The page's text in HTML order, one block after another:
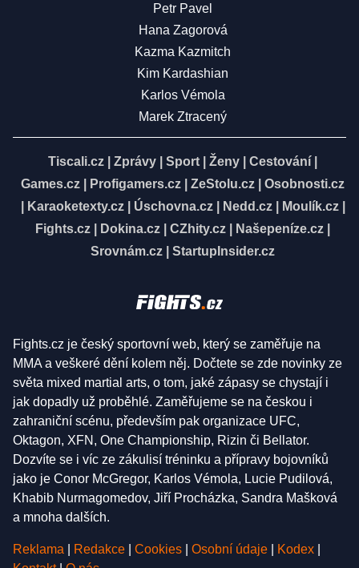
Petr Pavel
Hana Zagorová
Kazma Kazmitch
Kim Kardashian
Karlos Vémola
Marek Ztracený
Tiscali.cz Zprávy Sport Ženy Cestování
Games.cz
Profigamers.cz ZeStolu.cz
Osobnosti.cz
Karaoketexty.cz| Úschovna.cz| Nedd.cz| Moulík.cz|
Fights.cz
Dokina.cz CZhity.cz Našepeníze.cz
Srovnám.cz
StartupInsider.cz
Fights.cz je český sportovní web, který se zaměřuje na
MMA a veškeré dění kolem něj. Dočtete se zde novinky ze
světa mixed martial arts, o tom, jaké zápasy se chystají i
jak dopadly už proběhlé. Zaměřujeme se na českou i
zahraniční scénu, především pak organizace UFC,
Oktagon, XFN, One Championship, Rizin či Bellator.
Dozvíte se i víc ze zákulisí tréninku a přípravy bojovníků
jako je Conor McGregor, Karlos Vémola, Lucie Pudilová,
Khabib Nurmagomedov, Jiří Procházka, Sandra Mašková
a mnoha dalších.
Reklama Redakce Cookies Osobní údaje Kodex